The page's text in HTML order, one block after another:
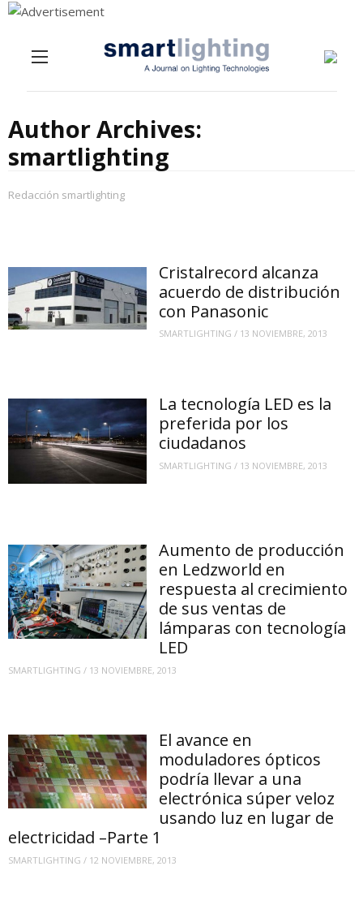
Author Archives:
smartlighting
Redacción smartlighting
Cristalrecord alcanza
acuerdo de distribución
con Panasonic
SMARTLIGHTING / 13 NOVIEMBRE, 2013
La tecnología LED es la
preferida por los
ciudadanos
SMARTLIGHTING / 13 NOVIEMBRE, 2013
Aumento de producción
en Ledzworld en
respuesta al crecimiento
de sus ventas de
lámparas con tecnología
LED
SMARTLIGHTING / 13 NOVIEMBRE, 2013
El avance en
moduladores ópticos
podría llevar a una
electrónica súper veloz
usando luz en lugar de
electricidad –Parte 1
SMARTLIGHTING / 12 NOVIEMBRE, 2013